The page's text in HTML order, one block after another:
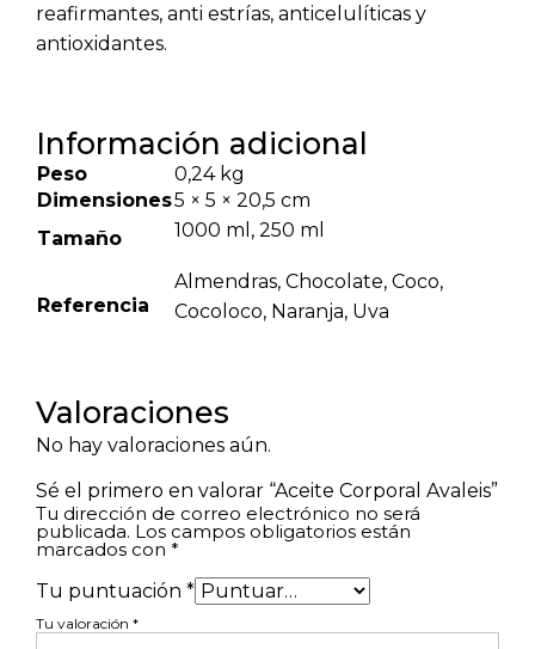
reafirmantes, anti estrías, anticelulíticas y
antioxidantes.
Información adicional
Peso
0,24 kg
Dimensiones5 × 5 × 20,5 cm
Tamaño
1000 ml, 250 ml
Referencia
Almendras, Chocolate, Coco,
Cocoloco, Naranja, Uva
Valoraciones
No hay valoraciones aún.
Sé el primero en valorar “Aceite Corporal Avaleis”
Tu dirección de correo electrónico no será
publicada. Los campos obligatorios están
marcados con *
Tu puntuación *
Tu valoración *